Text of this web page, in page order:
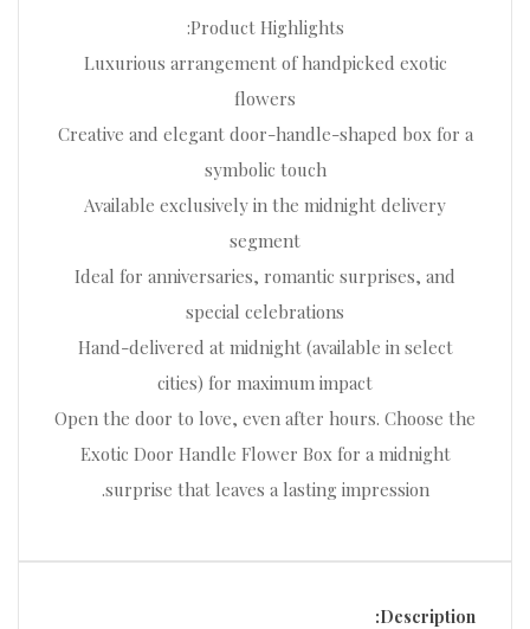
Product Highlights:
Luxurious arrangement of handpicked exotic
flowers
Creative and elegant door-handle-shaped box for a
symbolic touch
Available exclusively in the midnight delivery
segment
Ideal for anniversaries, romantic surprises, and
special celebrations
Hand-delivered at midnight (available in select
cities) for maximum impact
Open the door to love, even after hours. Choose the
Exotic Door Handle Flower Box for a midnight
surprise that leaves a lasting impression.
Description: